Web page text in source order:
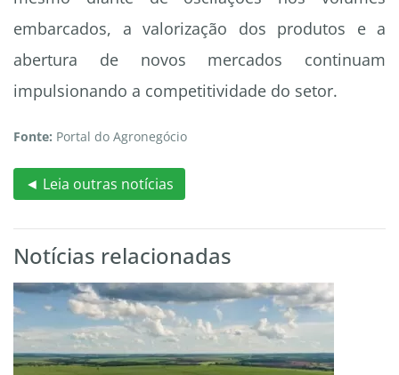
embarcados, a valorização dos produtos e a
abertura de novos mercados continuam
impulsionando a competitividade do setor.
Fonte: Portal do Agronegócio
◄ Leia outras notícias
Notícias relacionadas